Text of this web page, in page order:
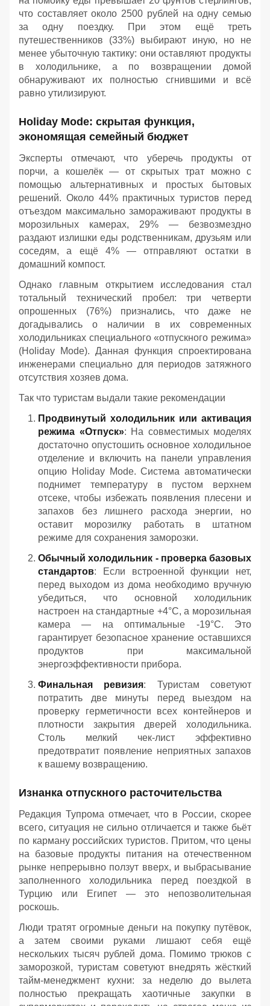
что составляет около 2500 рублей на одну семью
за одну поездку. При этом ещё треть
путешественников (33%) выбирают иную, но не
менее убыточную тактику: они оставляют продукты
в холодильнике, а по возвращении домой
обнаруживают их полностью сгнившими и всё
равно утилизируют.
Holiday Mode: скрытая функция,
экономящая семейный бюджет
Эксперты отмечают, что уберечь продукты от
порчи, а кошелёк — от скрытых трат можно с
помощью альтернативных и простых бытовых
решений. Около 44% практичных туристов перед
отъездом максимально замораживают продукты в
морозильных камерах, 29% — безвозмездно
раздают излишки еды родственникам, друзьям или
соседям, а ещё 4% — отправляют остатки в
домашний компост.
Однако главным открытием исследования стал
тотальный технический пробел: три четверти
опрошенных (76%) признались, что даже не
догадывались о наличии в их современных
холодильниках специального «отпускного режима»
(Holiday Mode). Данная функция спроектирована
инженерами специально для периодов затяжного
отсутствия хозяев дома.
Так что туристам выдали такие рекомендации
Продвинутый холодильник или активация
режима «Отпуск»: На совместимых моделях
достаточно опустошить основное холодильное
отделение и включить на панели управления
опцию Holiday Mode. Система автоматически
поднимет температуру в пустом верхнем
отсеке, чтобы избежать появления плесени и
запахов без лишнего расхода энергии, но
оставит морозилку работать в штатном
режиме для сохранения заморозки.
Обычный холодильник - проверка базовых
стандартов: Если встроенной функции нет,
перед выходом из дома необходимо вручную
убедиться, что основной холодильник
настроен на стандартные +4°C, а морозильная
камера — на оптимальные -19°C. Это
гарантирует безопасное хранение оставшихся
продуктов при максимальной
энергоэффективности прибора.
Финальная ревизия: Туристам советуют
потратить две минуты перед выездом на
проверку герметичности всех контейнеров и
плотности закрытия дверей холодильника.
Столь мелкий чек-лист эффективно
предотвратит появление неприятных запахов
к вашему возвращению.
Изнанка отпускного расточительства
Редакция Тупрома отмечает, что в России, скорее
всего, ситуация не сильно отличается и также бьёт
по карману российских туристов. Притом, что цены
на базовые продукты питания на отечественном
рынке непрерывно ползут вверх, и выбрасывание
заполненного холодильника перед поездкой в
Турцию или Египет — это непозволительная
роскошь.
Люди тратят огромные деньги на покупку путёвок,
а затем своими руками лишают себя ещё
нескольких тысяч рублей дома. Помимо трюков с
заморозкой, туристам советуют внедрять жёсткий
тайм-менеджмент кухни: за неделю до вылета
полностью прекращать хаотичные закупки в